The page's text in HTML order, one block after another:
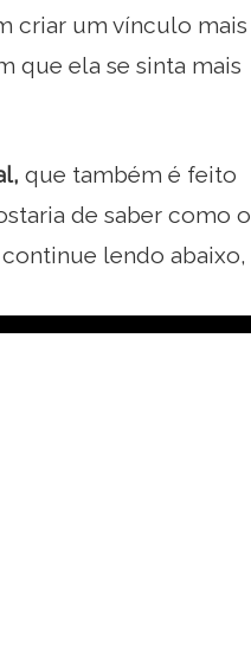
criar um vínculo mais
que ela se sinta mais
que também é feito
de saber como o
lendo abaixo,